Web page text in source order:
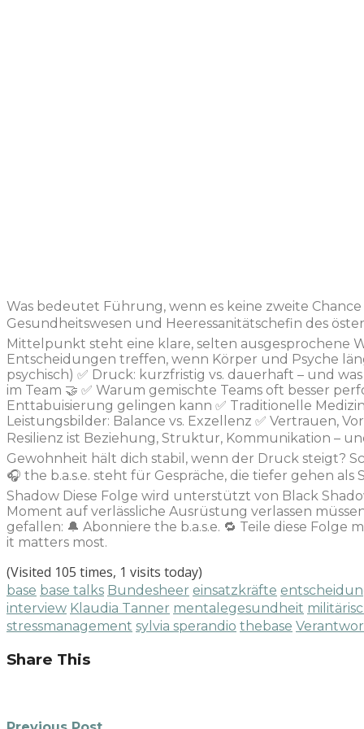
Was bedeutet Führung, wenn es keine zweite Chance
Gesundheitswesen und Heeressanitätschefin des
Mittelpunkt steht eine klare, selten ausgesprochene
Entscheidungen treffen, wenn Körper und Psyche
psychisch) ✅ Druck: kurzfristig vs. dauerhaft – und
im Team 🤝 ✅ Warum gemischte Teams oft besser
Enttabuisierung gelingen kann ✅ Traditionelle
Leistungsbilder: Balance vs. Exzellenz ✅ Vertrauen,
Resilienz ist Beziehung, Struktur, Kommunikation –
Gewohnheit hält dich stabil, wenn der Druck steigt?
🎧 the b.a.s.e. steht für Gespräche, die tiefer gehen
Shadow Diese Folge wird unterstützt von Black
Moment auf verlässliche Ausrüstung verlassen
gefallen: 🔔 Abonniere the b.a.s.e. 🔁 Teile diese
it matters most.
(Visited 105 times, 1 visits today)
base base talks Bundesheer einsatzkräfte
interview Klaudia Tanner mentalegesundheit
stressmanagement sylvia sperandio thebase
Share This